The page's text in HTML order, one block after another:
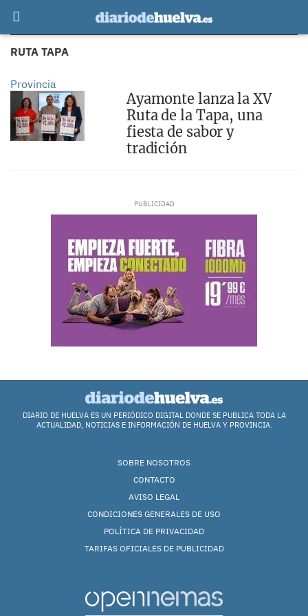
RUTA TAPA
Provincia
Ayamonte lanza la XV
Ruta de la Tapa, una
fiesta de sabor y
tradición
DIARIO DE HUELVA ES UN PERIÓDICO DIGITAL DONDE SE PUBLICA TODA LA
ACTUALIDAD, NOTICIAS E INFORMACIÓN DE HUELVA Y PROVINCIA.
SOBRE NOSOTROS
CONTACTO
AVISO LEGAL
CONDICIONES GENERALES DE USO
POLÍTICA DE PRIVACIDAD
TARIFAS OFICIALES DE PUBLICIDAD